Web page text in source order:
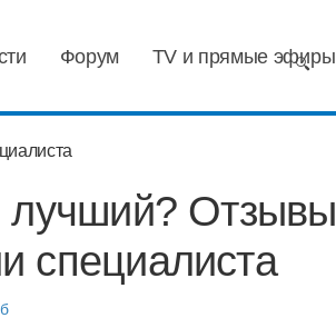
Форум TV и прямые эфиры
лучший? Отзывы
специалиста